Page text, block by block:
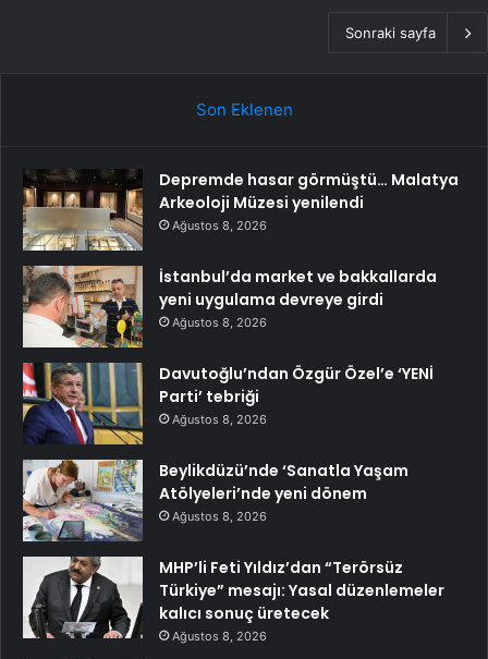
Sonraki sayfa
Son Eklenen
Depremde hasar görmüştü… Malatya
Arkeoloji Müzesi yenilendi
Ağustos 8, 2026
İstanbul’da market ve bakkallarda
yeni uygulama devreye girdi
Ağustos 8, 2026
Davutoğlu’ndan Özgür Özel’e ‘YENİ
Parti’ tebriği
Ağustos 8, 2026
Beylikdüzü’nde ‘Sanatla Yaşam
Atölyeleri’nde yeni dönem
Ağustos 8, 2026
MHP’li Feti Yıldız’dan “Terörsüz
Türkiye” mesajı: Yasal düzenlemeler
kalıcı sonuç üretecek
Ağustos 8, 2026